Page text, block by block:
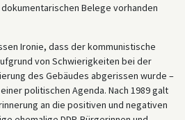
Belege vorhanden
Ironie, dass der kommunistische
von Schwierigkeiten bei der
des Gebäudes abgerissen wurde –
politischen Agenda. Nach 1989 galt
an die positiven und negativen